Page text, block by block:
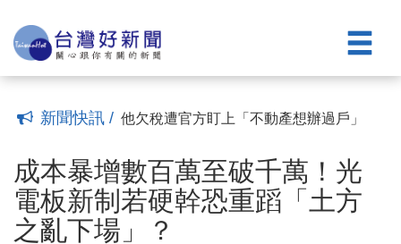
新聞快訊 /
預繳管理費、公設驗收最常違規
(17:32)
新北預售屋市場大洗牌 2026上半年五大
熱區出爐
北市預售屋推案量減少且小型社區居多
專家：建商進行風險控管(17:31)
七月房市買氣復甦 第三季恐面臨兩大煞
喊漲「進場契機vs.追高套牢」？(17:31)
他欠稅遭官方盯上「不動產想辦過戶」
硬幹恐重蹈「土方之亂下場」？ (17:33)
有錢先買ETF、不急著買房 少子化＋繼
承潮改寫年輕人購屋思維 (17:32)
房市最大競爭對手「另有其人」！資金擴
散至換屋、首購族？(17:32)
超越文山、內湖！北投「房價高攀不起」
季漲7％ 下一步超車南港
預售屋AB約、小心霸王條款！地政局點名
成本暴增數百萬至破千萬！光
電板新制若硬幹恐重蹈「土方
之亂下場」？